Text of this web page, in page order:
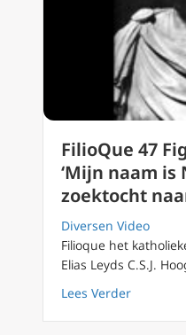
FilioQue 47
‘Mijn naam is
zoektocht
Diversen Video
Filioque het
Elias Leyds C.S.J.
Lees Verderabout